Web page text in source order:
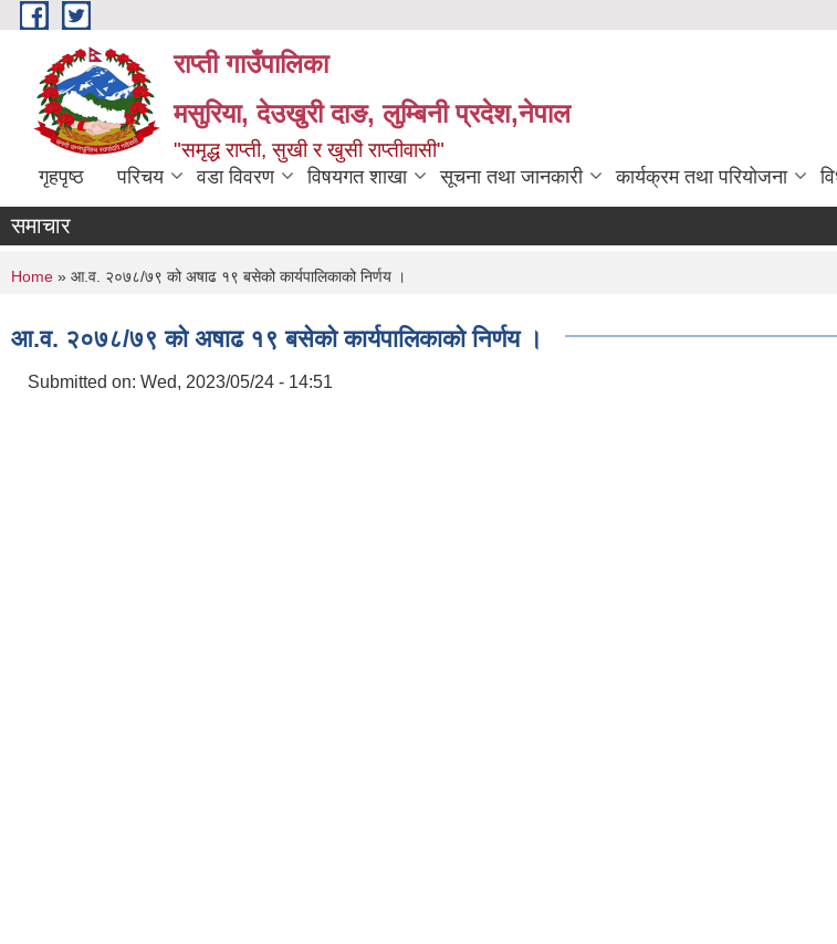
Skip to main content
राप्ती गाउँपालिका
मसुरिया, देउखुरी दाङ, लुम्बिनी प्रदेश,नेपाल
"समृद्ध राप्ती, सुखी र खुसी राप्तीवासी"
गृहपृष्ठ परिचय वडा विवरण विषयगत शाखा सूचना तथा जानकारी कार्यक्रम तथा परियोजना
समाचार
You are here
Home » आ.व. २०७८/७९ को अषाढ १९ बसेको कार्यपालिकाको निर्णय ।
आ.व. २०७८/७९ को अषाढ १९ बसेको कार्यपालिकाको निर्णय ।
Submitted on: Wed, 2023/05/24 - 14:51